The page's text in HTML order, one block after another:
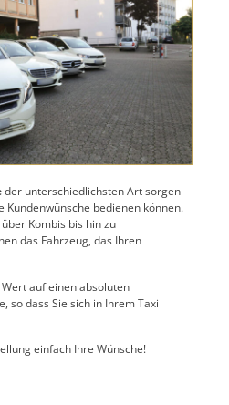
der unterschiedlichsten Art sorgen
bedienen können.
Kombis bis hin zu
das Fahrzeug, das Ihren
auf einen absoluten
so dass Sie sich in Ihrem Taxi
einfach Ihre Wünsche!